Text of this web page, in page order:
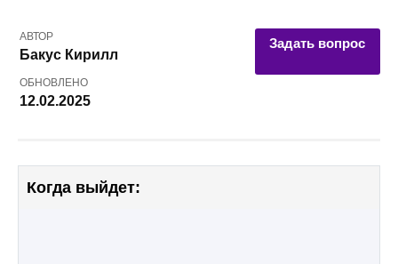
АВТОР
Бакус Кирилл
Задать вопрос
ОБНОВЛЕНО
12.02.2025
Когда выйдет: